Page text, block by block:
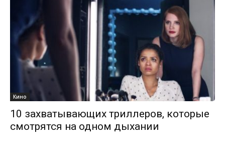
Кино
10 захватывающих триллеров, которые
смотрятся на одном дыхании